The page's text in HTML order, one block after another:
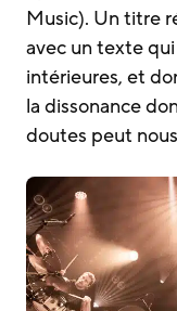
Music). Un titre
avec un texte
intérieures, et
la dissonance
doutes peut